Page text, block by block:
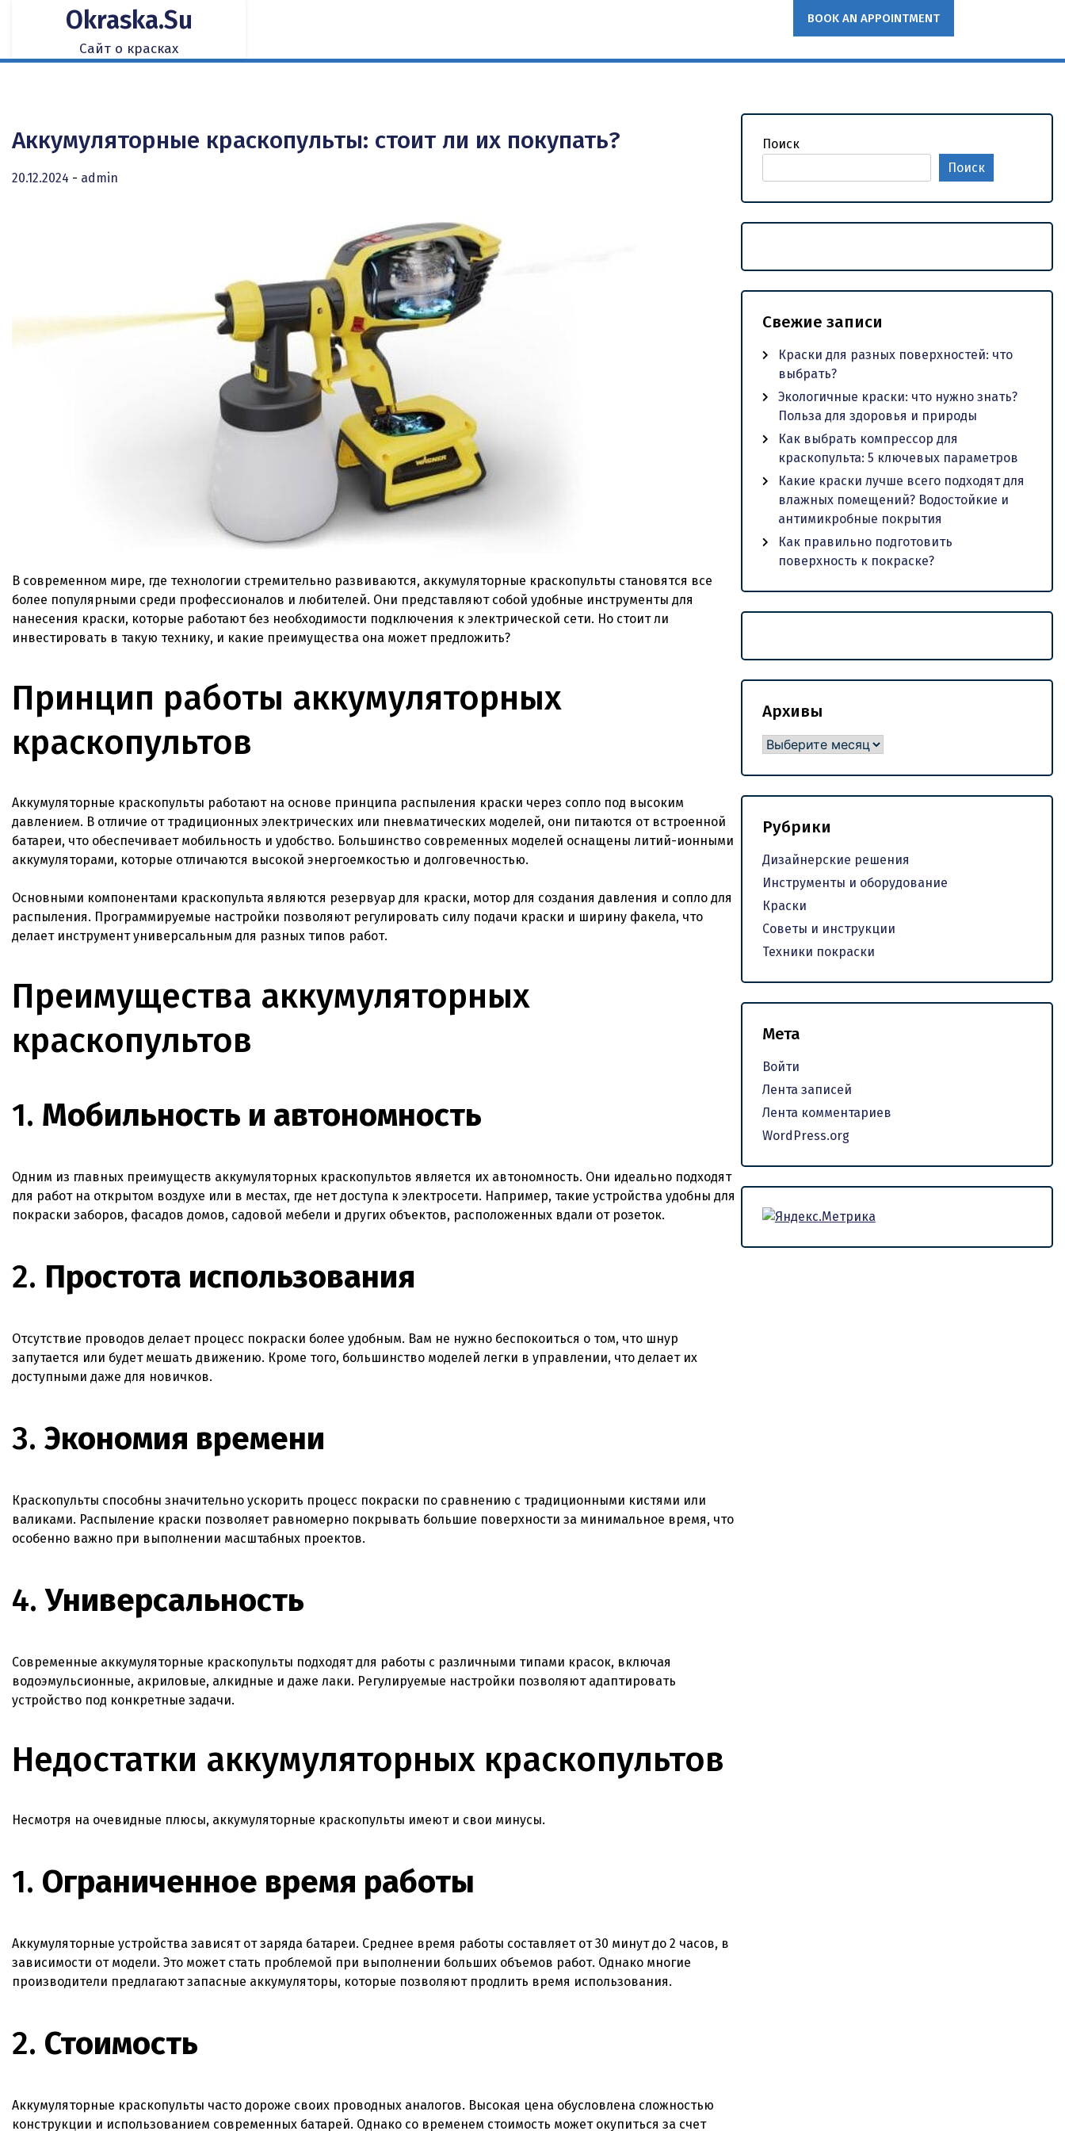
BOOK AN APPOINTMENT
Okraska.su
Сайт о красках
Аккумуляторные краскопульты: стоит ли их покупать?
20.12.2024 - admin
В современном мире, где технологии стремительно развиваются, аккумуляторные краскопульты становятся все
более популярными среди профессионалов и любителей. Они представляют собой удобные инструменты для
нанесения краски, которые работают без необходимости подключения к электрической сети. Но стоит ли
инвестировать в такую технику, и какие преимущества она может предложить?
Принцип работы аккумуляторных
краскопультов
Аккумуляторные краскопульты работают на основе принципа распыления краски через сопло под высоким
давлением. В отличие от традиционных электрических или пневматических моделей, они питаются от встроенной
батареи, что обеспечивает мобильность и удобство. Большинство современных моделей оснащены литий-ионными
аккумуляторами, которые отличаются высокой энергоемкостью и долговечностью.
Основными компонентами краскопульта являются резервуар для краски, мотор для создания давления и сопло для
распыления. Программируемые настройки позволяют регулировать силу подачи краски и ширину факела, что
делает инструмент универсальным для разных типов работ.
Преимущества аккумуляторных
краскопультов
1. Мобильность и автономность
Одним из главных преимуществ аккумуляторных краскопультов является их автономность. Они идеально подходят
для работ на открытом воздухе или в местах, где нет доступа к электросети. Например, такие устройства удобны для
покраски заборов, фасадов домов, садовой мебели и других объектов, расположенных вдали от розеток.
2. Простота использования
Отсутствие проводов делает процесс покраски более удобным. Вам не нужно беспокоиться о том, что шнур
запутается или будет мешать движению. Кроме того, большинство моделей легки в управлении, что делает их
доступными даже для новичков.
3. Экономия времени
Краскопульты способны значительно ускорить процесс покраски по сравнению с традиционными кистями или
валиками. Распыление краски позволяет равномерно покрывать большие поверхности за минимальное время, что
особенно важно при выполнении масштабных проектов.
4.Универсальность
Современные аккумуляторные краскопульты подходят для работы с различными типами красок, включая
водоэмульсионные, акриловые, алкидные и даже лаки. Регулируемые настройки позволяют адаптировать
устройство под конкретные задачи.
Недостатки аккумуляторных краскопультов
Несмотря на очевидные плюсы, аккумуляторные краскопульты имеют и свои минусы.
1. Ограниченное время работы
Аккумуляторные устройства зависят от заряда батареи. Среднее время работы составляет от 30 минут до 2 часов, в
зависимости от модели. Это может стать проблемой при выполнении больших объемов работ. Однако многие
производители предлагают запасные аккумуляторы, которые позволяют продлить время использования.
2. Стоимость
Аккумуляторные краскопульты часто дороже своих проводных аналогов. Высокая цена обусловлена сложностью
конструкции и использованием современных батарей. Однако со временем стоимость может окупиться за счет
Поиск
Поиск
Свежие записи
Краски для разных поверхностей: что
выбрать?
Экологичные краски: что нужно знать?
Польза для здоровья и природы
Как выбрать компрессор для
краскопульта: 5 ключевых параметров
Какие краски лучше всего подходят для
влажных помещений? Водостойкие и
антимикробные покрытия
Как правильно подготовить
поверхность к покраске?
Архивы
Архивы
Рубрики
Дизайнерские решения
Инструменты и оборудование
Краски
Советы и инструкции
Техники покраски
Мета
Войти
Лента записей
Лента комментариев
WordPress.org